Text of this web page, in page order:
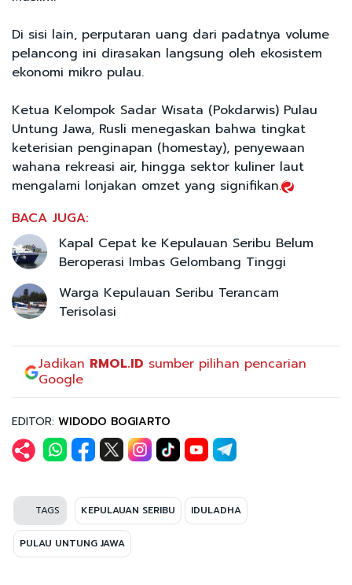
Di sisi lain, perputaran uang dari padatnya volume
pelancong ini dirasakan langsung oleh ekosistem
ekonomi mikro pulau.
Ketua Kelompok Sadar Wisata (Pokdarwis) Pulau
Untung Jawa, Rusli menegaskan bahwa tingkat
keterisian penginapan (homestay), penyewaan
wahana rekreasi air, hingga sektor kuliner laut
mengalami lonjakan omzet yang signifikan.
BACA JUGA:
Kapal Cepat ke Kepulauan Seribu Belum
Beroperasi Imbas Gelombang Tinggi
Warga Kepulauan Seribu Terancam
Terisolasi
Jadikan RMOL.ID sumber pilihan pencarian
Google
EDITOR: WIDODO BOGIARTO
TAGS KEPULAUAN SERIBU IDULADHA
PULAU UNTUNG JAWA